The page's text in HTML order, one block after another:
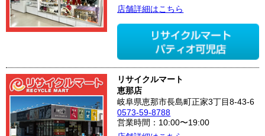
店舗詳細はこちら
リサイクルマート
恵那店
岐阜県恵那市長島町正家3丁目8-43-6
0573-59-8788
営業時間：10:00〜19:00